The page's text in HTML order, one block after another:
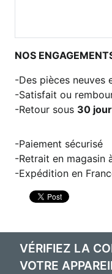
NOS
Des pièces
Satisfait ou
Retour sous 30
Paiement sécurisé
Retrait en magasin
Expédition en
VÉRIFIEZ LA
VOTRE